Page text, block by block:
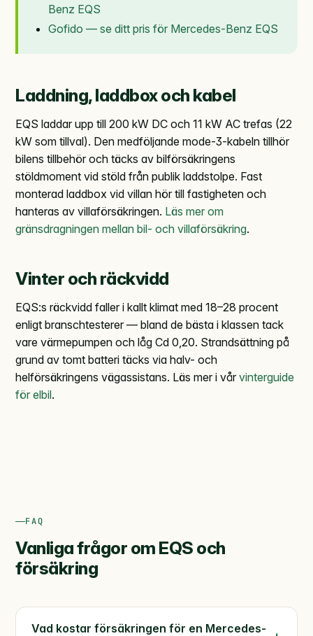
Benz EQS
Gofido — se ditt pris för Mercedes-Benz EQS
Laddning, laddbox och kabel
EQS laddar upp till 200 kW DC och 11 kW AC trefas (22
kW som tillval). Den medföljande mode-3-kabeln tillhör
bilens tillbehör och täcks av bilförsäkringens
stöldmoment vid stöld från publik laddstolpe. Fast
monterad laddbox vid villan hör till fastigheten och
hanteras av villaförsäkringen. Läs mer om
gränsdragningen mellan bil- och villaförsäkring.
Vinter och räckvidd
EQS:s räckvidd faller i kallt klimat med 18–28 procent
enligt branschtesterer — bland de bästa i klassen tack
vare värmepumpen och låg Cd 0,20. Strandsättning på
grund av tomt batteri täcks via halv- och
helförsäkringens vägassistans. Läs mer i vår vinterguide
för elbil.
FAQ
Vanliga frågor om EQS och
försäkring
Vad kostar försäkringen för en Mercedes-